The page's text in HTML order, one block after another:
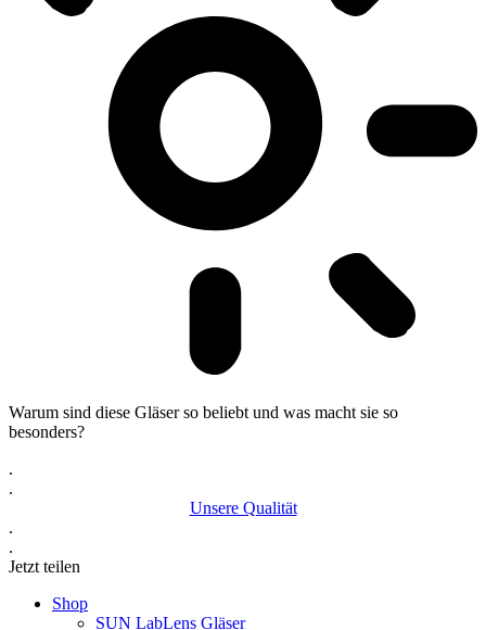
Warum sind diese Gläser so beliebt und was macht sie so
besonders?
.
.
Unsere Qualität
.
.
Jetzt teilen
Shop
SUN LabLens Gläser